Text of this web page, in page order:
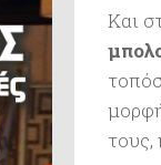
Και
τους,